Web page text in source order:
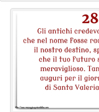
Cartoline giorni settimana
Cartoline musicali
Cartoline animate